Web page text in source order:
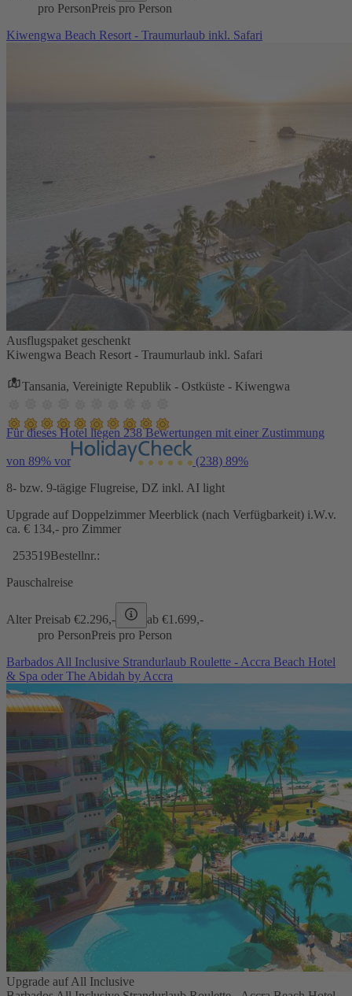
pro PersonPreis pro Person
Kiwengwa Beach Resort - Traumurlaub inkl. Safari
Ausflugspaket geschenkt
Kiwengwa Beach Resort - Traumurlaub inkl. Safari
Tansania, Vereinigte Republik - Ostküste - Kiwengwa
Für dieses Hotel liegen 238 Bewertungen mit einer Zustimmung
von 89% vor (238) 89%
8- bzw. 9-tägige Flugreise, DZ inkl. AI light
Upgrade auf Doppelzimmer Meerblick (nach Verfügbarkeit) i.W.v.
ca. € 134,- pro Zimmer
253519Bestellnr.:
Pauschalreise
Alter Preisab €2.296,- ab €1.699,-
pro PersonPreis pro Person
Barbados All Inclusive Strandurlaub Roulette - Accra Beach Hotel
& Spa oder The Abidah by Accra
Upgrade auf All Inclusive